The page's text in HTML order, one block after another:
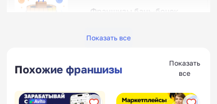
Франшизы бань-бочек
заводов
Показать все
Похожие франшизы
Показать
все